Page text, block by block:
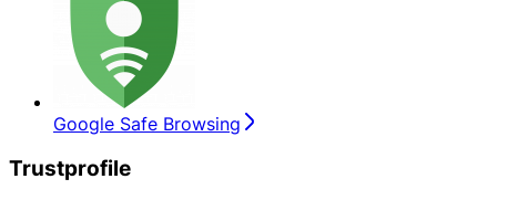
Google Safe Browsing
Trustprofile